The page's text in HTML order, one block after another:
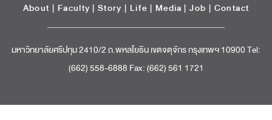
About | Faculty | Story | Life | Media |Job | Contact
มหาวิทยาลัยศรีปทุม 2410/2 ถ.พหลโยธิน เขตจตุจักร กรุงเทพฯ 10900 Tel:
(662) 558-6888 Fax: (662) 561 1721